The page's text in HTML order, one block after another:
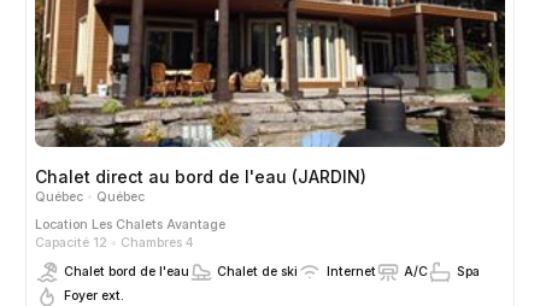
Chalet direct au bord de l'eau (JARDIN)
Québec
Québec
Location Les Chalets Avantage
Capacité 12
Chambres 4
Chalet bord de l'eau
Chalet de ski Internet A/C
Spa
Foyer ext.